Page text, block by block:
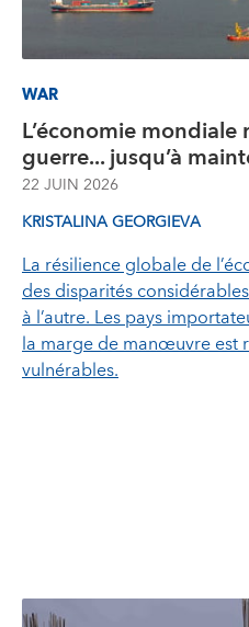
WAR
L’économie
guerre... jusqu’à
22 JUIN 2026
KRISTALINA GEORGIEVA
La résilience globale de
des disparités
à l’autre. Les pays
la marge de manœuvre est
vulnérables.